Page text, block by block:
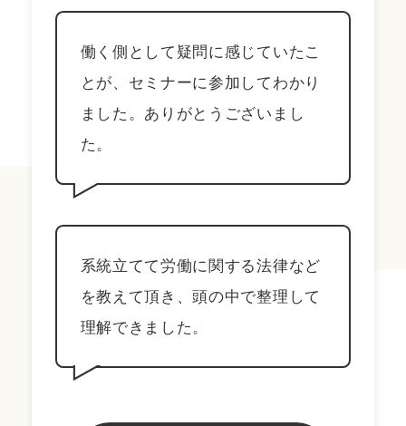
働く側として疑問に感じていたこ
とが、セミナーに参加してわかり
ました。ありがとうございまし
た。
系統立てて労働に関する法律など
を教えて頂き、頭の中で整理して
理解できました。